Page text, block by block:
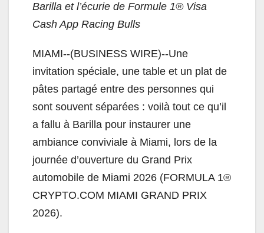
Barilla et l’écurie de Formule 1® Visa
Cash App Racing Bulls
MIAMI--(BUSINESS WIRE)--Une
invitation spéciale, une table et un plat de
pâtes partagé entre des personnes qui
sont souvent séparées : voilà tout ce qu’il
a fallu à Barilla pour instaurer une
ambiance conviviale à Miami, lors de la
journée d’ouverture du Grand Prix
automobile de Miami 2026 (FORMULA 1®
CRYPTO.COM MIAMI GRAND PRIX
2026).